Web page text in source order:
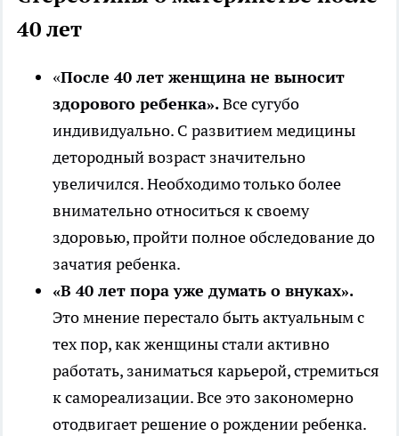
40 лет
«После 40 лет женщина не выносит
здорового ребенка».Все сугубо
индивидуально. С развитием медицины
детородный возраст значительно
увеличился. Необходимо только более
внимательно относиться к своему
здоровью, пройти полное обследование до
зачатия ребенка.
«В 40 лет пора уже думать о внуках».
Это мнение перестало быть актуальным с
тех пор, как женщины стали активно
работать, заниматься карьерой, стремиться
к самореализации. Все это закономерно
отодвигает решение о рождении ребенка.